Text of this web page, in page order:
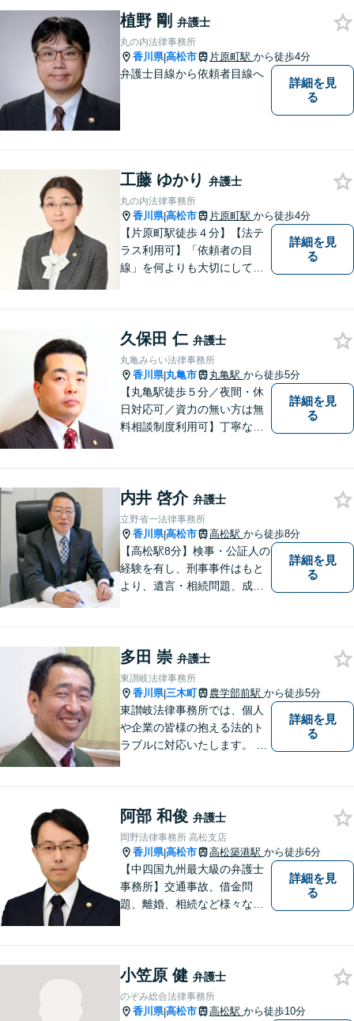
ていただきます。ご相談は無
料ですので、お気軽にご相談
ください。
植野 剛 弁護士
丸の内法律事務所
香川県|高松市 片原町駅 から徒歩4分
弁護士目線から依頼者目線へ
詳細を見
る
工藤 ゆかり 弁護士
丸の内法律事務所
香川県|高松市 片原町駅 から徒歩4分
【片原町駅徒歩４分】【法テ
ラス利用可】「依頼者の目
線」を何よりも大切にしてい
頂ける事件解決を目指して参
ります。【当日／夜間／休日
対応可】お気軽にご相談くだ
さい。
詳細を見
る
久保田 仁 弁護士
丸亀みらい法律事務所
香川県|丸亀市 丸亀駅 から徒歩5分
【丸亀駅徒歩５分／夜間・休
日対応可／資力の無い方は無
料相談制度利用可】丁寧な対
詳細を見
る
内井 啓介 弁護士
立野省一法律事務所
香川県|高松市 高松駅 から徒歩8分
【高松駅8分】検事・公証人の
経験を有し、刑事事件はもと
より、遺言・相続問題、成年
扱うほか、一般民事事件も取
り扱っております。
詳細を見
る
多田 崇 弁護士
東讃岐法律事務所
香川県|三木町 農学部前駅 から徒歩5分
東讃岐法律事務所では、個人
や企業の皆様の抱える法的ト
ラブルに対応いたします。 高
詳細を見
る
阿部 和俊 弁護士
岡野法律事務所 高松支店
香川県|高松市 高松築港駅 から徒歩6分
【中四国九州最大級の弁護士
事務所】交通事故、借金問
題、離婚、相続など様々な問
い！
詳細を見
る
小笠原 健 弁護士
のぞみ総合法律事務所
香川県|高松市 高松駅 から徒歩10分